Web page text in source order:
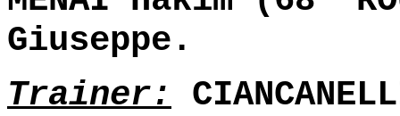
Giuseppe.
Trainer: